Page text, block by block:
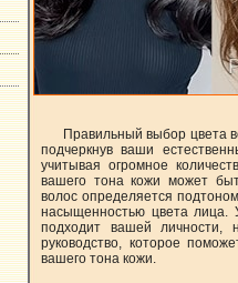
Правильный выбор цвета
подчеркнув ваши
учитывая огромное
вашего тона кожи может
волос определяется
насыщенностью цвета лица.
подходит вашей
руководство, которое
вашего тона кожи.